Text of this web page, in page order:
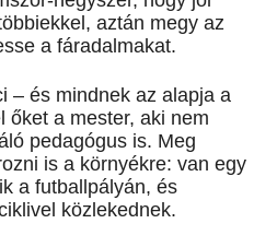
aztán megy az
a fáradalmakat.
– és mindnek az alapja a
őket a mester, aki nem
pedagógus is. Meg
is a környékre: van egy
a futballpályán, és
közlekednek.